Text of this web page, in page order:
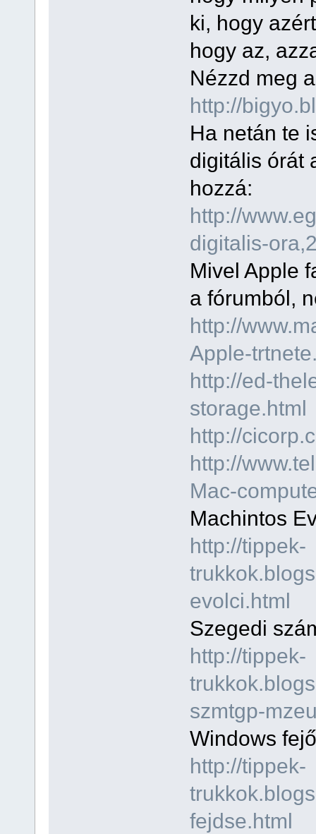
ki, hogy
hogy az,
Nézzd meg
http://
Ha netán te
digitális órát
hozzá:
http://
digitalis-
Mivel Apple
a fórumból,
http://
Apple-
http://ed-
storage.html
http://
http://
Mac-
Machintos
http://tippek-
evolci.html
Szegedi
http://tippek-
szmtgp-
Windows
http://tippek-
fejdse.html